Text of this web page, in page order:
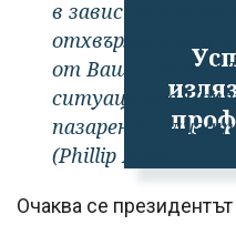
в зависимост от
отхвърляне или
от Вашингтон и
ситуацията
пазарен
(Phillip Nova).
Очаква се